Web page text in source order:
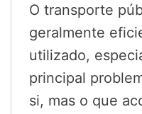
O transporte
geralmente
utilizado,
principal
si, mas o que